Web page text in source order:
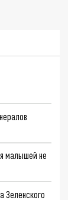
малышей не
Зеленского